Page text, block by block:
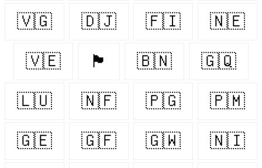
🇻🇬 🇩🇯 🇫🇮 🇳🇪
🇻🇪 🏴󠁧󠁢󠁷󠁬󠁳󠁿 🇧🇳 🇬🇶
🇱🇺 🇳🇫 🇵🇬 🇵🇲
🇬🇪 🇬🇫 🇬🇼 🇳🇮